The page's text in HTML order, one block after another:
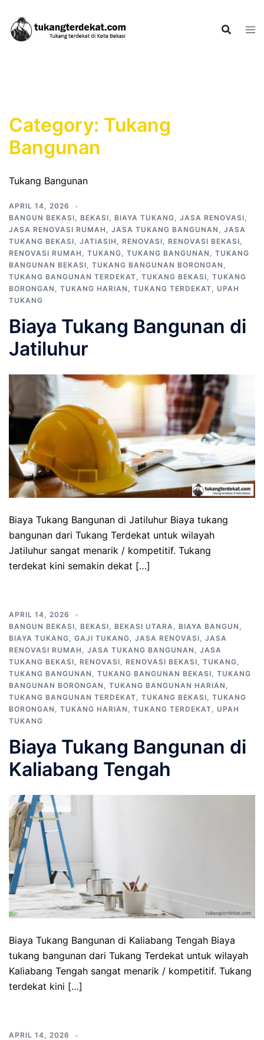
content
Category: Tukang
Bangunan
Tukang Bangunan
APRIL 14, 2026
BANGUN BEKASI, BEKASI, BIAYA TUKANG, JASA RENOVASI,
JASA RENOVASI RUMAH , JASA TUKANG BANGUNAN , JASA
TUKANG BEKASI, JATIASIH , RENOVASI, RENOVASI BEKASI,
RENOVASI RUMAH , TUKANG, TUKANG BANGUNAN , TUKANG
BANGUNAN BEKASI, TUKANG BANGUNAN BORONGAN ,
TUKANG BANGUNAN TERDEKAT, TUKANG BEKASI, TUKANG
BORONGAN , TUKANG HARIAN , TUKANG TERDEKAT, UPAH
TUKANG
Biaya Tukang Bangunan di
Jatiluhur
Biaya Tukang Bangunan di Jatiluhur Biaya tukang
bangunan dari Tukang Terdekat untuk wilayah
Jatiluhur sangat menarik / kompetitif. Tukang
terdekat kini semakin dekat […]
APRIL 14, 2026
BANGUN BEKASI, BEKASI, BEKASI UTARA, BIAYA BANGUN ,
BIAYA TUKANG, GAJI TUKANG, JASA RENOVASI, JASA
RENOVASI RUMAH , JASA TUKANG BANGUNAN , JASA
TUKANG BEKASI, RENOVASI, RENOVASI BEKASI, TUKANG,
TUKANG BANGUNAN , TUKANG BANGUNAN BEKASI, TUKANG
BANGUNAN BORONGAN , TUKANG BANGUNAN HARIAN ,
TUKANG BANGUNAN TERDEKAT, TUKANG BEKASI, TUKANG
BORONGAN , TUKANG HARIAN , TUKANG TERDEKAT, UPAH
TUKANG
Biaya Tukang Bangunan di
Kaliabang Tengah
Biaya Tukang Bangunan di Kaliabang Tengah Biaya
tukang bangunan dari Tukang Terdekat untuk wilayah
Kaliabang Tengah sangat menarik / kompetitif. Tukang
terdekat kini […]
APRIL 14, 2026